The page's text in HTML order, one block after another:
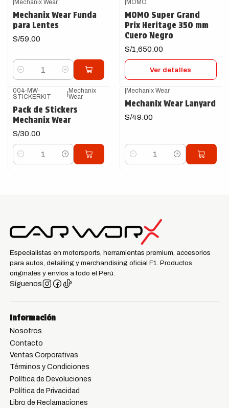
|Mechanix Wear
Mechanix Wear Funda
para Lentes
S/59.00
Cantidad
|MOMO
MOMO Super Grand
Prix Heritage 350 mm
Cuero Negro
S/1,650.00
Ver detalles
004-MW-
STICKERKIT
|Mechanix
Wear
Pack de Stickers
Mechanix Wear
S/30.00
Cantidad
|Mechanix Wear
Mechanix Wear Lanyard
S/49.00
Cantidad
Especialistas en motorsports, herramientas premium, accesorios
para autos, detailing y merchandising oficial F1. Productos
originales y envíos a todo el Perú.
Síguenos
Información
Nosotros
Contacto
Ventas Corporativas
Términos y Condiciones
Política de Devoluciones
Política de Privacidad
Libro de Reclamaciones